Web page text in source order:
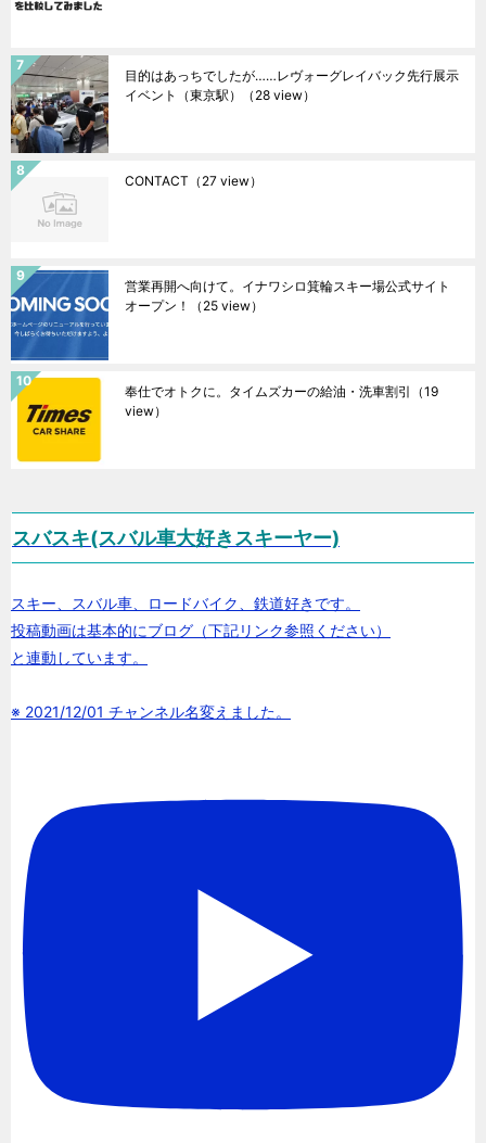
目的はあっちでしたが……レヴォーグレイバック先行展示
イベント（東京駅）
（28 view）
CONTACT （27 view）
営業再開へ向けて。イナワシロ箕輪スキー場公式サイト
オープン！
（25 view）
奉仕でオトクに。タイムズカーの給油・洗車割引 （19
view）
スバスキ(スバル車大好きスキーヤー)
スキー、スバル車、ロードバイク、鉄道好きです。
投稿動画は基本的にブログ（下記リンク参照ください）
と連動しています。
※ 2021/12/01 チャンネル名変えました。